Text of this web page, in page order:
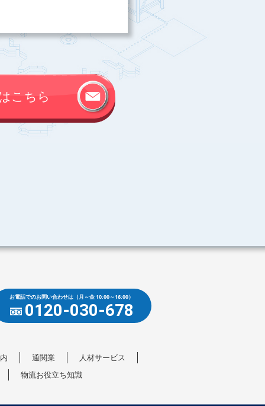
こちら
お電話でのお問い合わせは （月～金 10:00～16:00）
0120-030-678
通関業
人材サービス
物流お役立ち知識